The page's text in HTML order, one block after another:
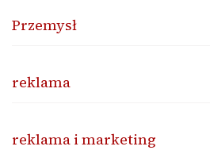
Przemysł
reklama
reklama i marketing